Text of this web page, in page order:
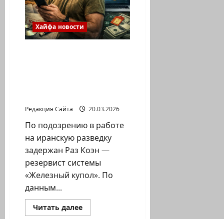
Хайфа новости
Редакция Сайта 20.03.2026
По подозрению в работе
на иранскую разведку
задержан Раз Коэн —
резервист системы
«Железный купол». По
данным...
Читать далееПрочитать
больше